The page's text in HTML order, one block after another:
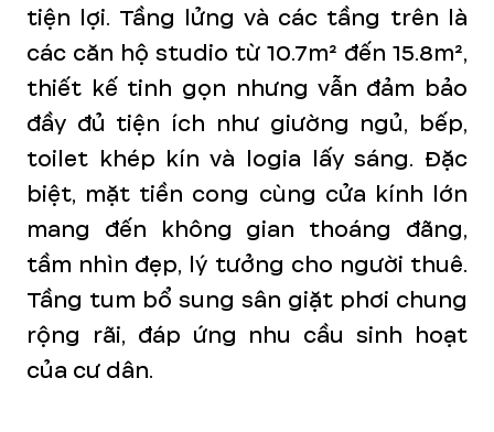
tiện lợi. Tầng lửng và các tầng trên là
các căn hộ studio từ 10.7m² đến 15.8m²,
thiết kế tinh gọn nhưng vẫn đảm bảo
đầy đủ tiện ích như giường ngủ, bếp,
toilet khép kín và logia lấy sáng. Đặc
biệt, mặt tiền cong cùng cửa kính lớn
mang đến không gian thoáng đãng,
tầm nhìn đẹp, lý tưởng cho người thuê.
Tầng tum bổ sung sân giặt phơi chung
rộng rãi, đáp ứng nhu cầu sinh hoạt
của cư dân.